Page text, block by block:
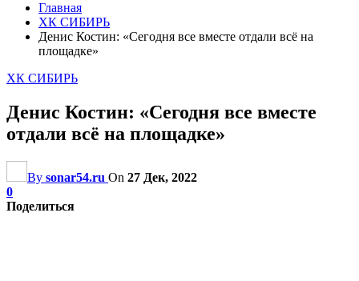
Главная
ХК СИБИРЬ
Денис Костин: «Сегодня все вместе отдали всё на
площадке»
ХК СИБИРЬ
Денис Костин: «Сегодня все вместе
отдали всё на площадке»
By sonar54.ru On 27 Дек, 2022
0
Поделиться